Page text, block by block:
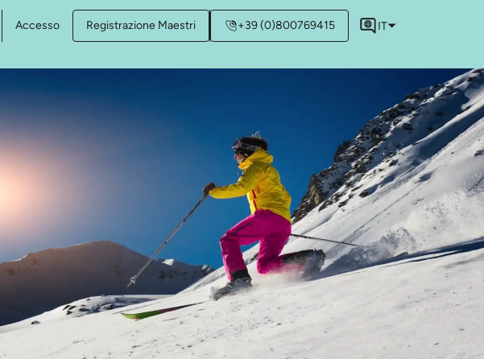
Accesso Registrazione Maestri +39 (0)800769415 IT